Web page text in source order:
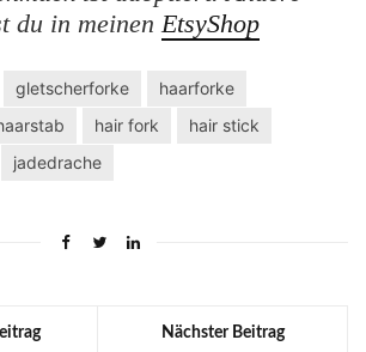
du in meinenEtsyShop
gletscherforke
haarforke
hair fork
hair stick
jadedrache
Nächster Beitrag